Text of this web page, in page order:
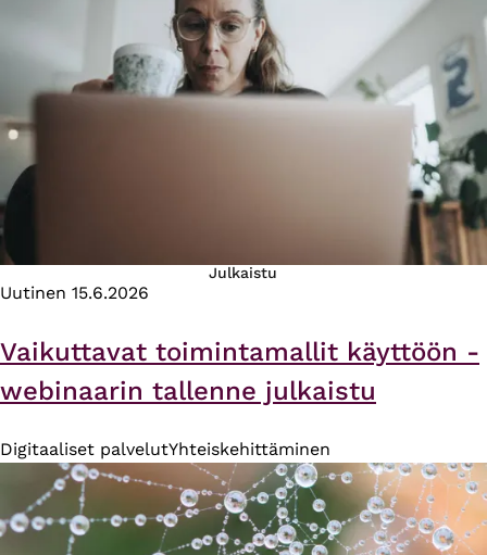
Julkaistu
Uutinen 15.6.2026
Vaikuttavat toimintamallit käyttöön -
webinaarin tallenne julkaistu
Digitaaliset palvelutYhteiskehittäminen